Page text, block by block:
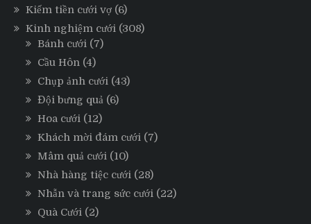
Kiếm tiền cưới vợ (6)
Kinh nghiệm cưới (308)
Bánh cưới (7)
Cầu Hôn (4)
Chụp ảnh cưới (43)
Đội bưng quả (6)
Hoa cưới (12)
Khách mời đám cưới (7)
Mâm quả cưới (10)
Nhà hàng tiệc cưới (28)
Nhẫn và trang sức cưới (22)
Quà Cưới (2)